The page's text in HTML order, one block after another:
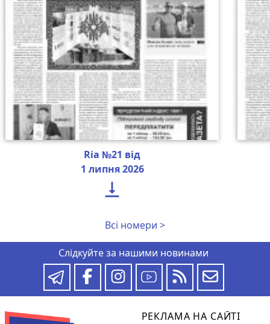
Ria №21 від
1 липня 2026

Всі номери >
Слідкуйте за нашими новинами
РЕКЛАМА НА САЙТІ